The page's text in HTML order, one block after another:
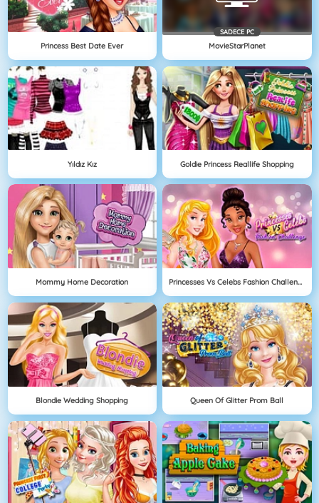
Princess Best Date Ever
SADECE PC
MovieStarPlanet
Yıldız Kız Goldie Princess Reallife Shopping
Mommy Home Decoration Princesses Vs Celebs Fashion Challenge
Blondie Wedding Shopping Queen Of Glitter Prom Ball